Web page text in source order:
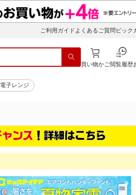
ご利用ガイド よくあるご質問 ビック
買い物かご閲覧履歴
電子レンジ